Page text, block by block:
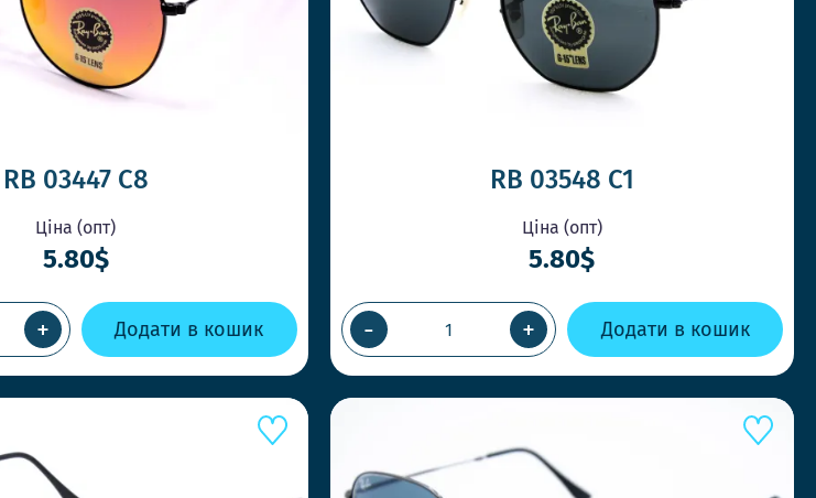
RB 03447 С8
Ціна (опт)
5.80$
+ Додати в кошик
RB 03548 C1
Ціна (опт)
5.80$
- + Додати в кошик